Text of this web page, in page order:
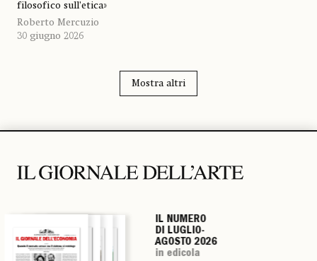
filosofico sull’etica»
Roberto Mercuzio
30 giugno 2026
Mostra altri
IL NUMERO
DI LUGLIO-
AGOSTO 2026
in edicola
IL NUMERO
DI LUGLIO-
AGOSTO 2026
in edicola
IL NUMERO
DI LUGLIO-
AGOSTO 2026
in edicola
IL NUMERO
DI LUGLIO-
AGOSTO 2026
in edicola